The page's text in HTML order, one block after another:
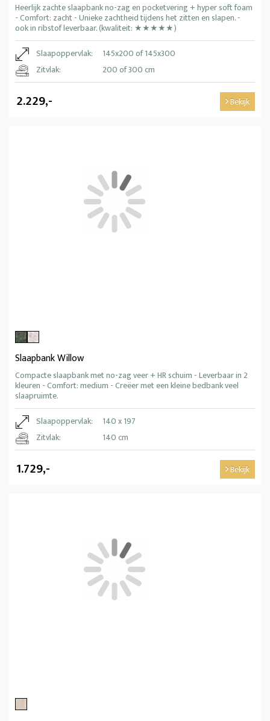
Heerlijk zachte slaapbank no-zag en pocketvering + hyper soft foam
- Comfort: zacht - Unieke zachtheid tijdens het zitten en slapen. -
ook in ribstof leverbaar. (kwaliteit: ★★★★★)
Slaapoppervlak:
145x200 of 145x300
Zitvlak:
200 of 300 cm
2.229,- Bekijk
Slaapbank Willow
Compacte slaapbank met no-zag veer + HR schuim - Leverbaar in 2
kleuren - Comfort: medium - Creëer met een kleine bedbank veel
slaapruimte.
Slaapoppervlak:
140 x 197
Zitvlak:
140 cm
1.729,- Bekijk